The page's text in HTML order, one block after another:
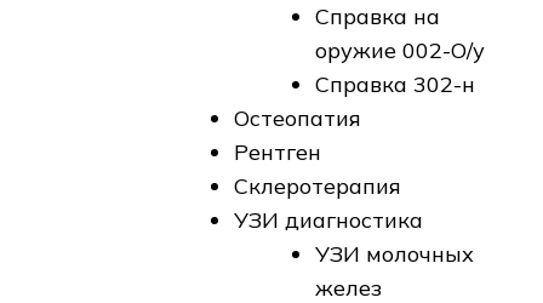
Справка на
оружие 002-О/у
Справка 302-н
Остеопатия
Рентген
Склеротерапия
УЗИ диагностика
УЗИ молочных
желез